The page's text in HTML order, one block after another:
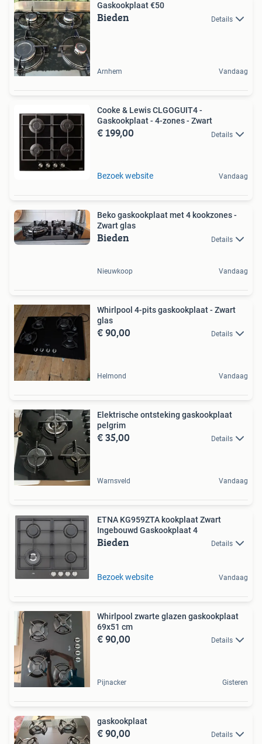
Gaskookplaat €50
Bieden Details
Arnhem Vandaag
Cooke & Lewis CLGOGUIT4 -
Gaskookplaat - 4-zones - Zwart
€ 199,00 Details
Bezoek website Vandaag
Beko gaskookplaat met 4 kookzones -
Zwart glas
Bieden Details
Nieuwkoop Vandaag
Whirlpool 4-pits gaskookplaat - Zwart
glas
€ 90,00 Details
Helmond Vandaag
Elektrische ontsteking gaskookplaat
pelgrim
€ 35,00 Details
Warnsveld Vandaag
ETNA KG959ZTA kookplaat Zwart
Ingebouwd Gaskookplaat 4
Bieden Details
Bezoek website Vandaag
Whirlpool zwarte glazen gaskookplaat
69x51 cm
€ 90,00 Details
Pijnacker Gisteren
gaskookplaat
€ 90,00 Details